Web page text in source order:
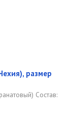
размер
Состав: